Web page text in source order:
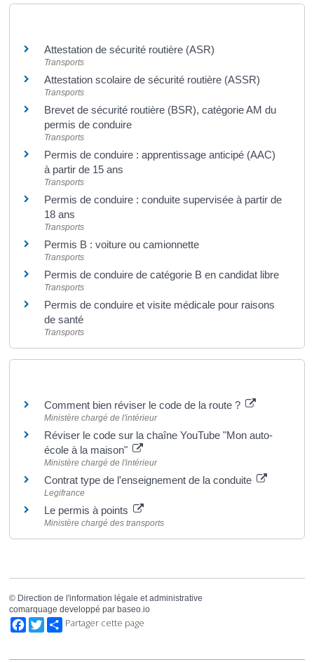
Attestation de sécurité routière (ASR)
Transports
Attestation scolaire de sécurité routière (ASSR)
Transports
Brevet de sécurité routière (BSR), catégorie AM du
permis de conduire
Transports
Permis de conduire : apprentissage anticipé (AAC)
à partir de 15 ans
Transports
Permis de conduire : conduite supervisée à partir de
18 ans
Transports
Permis B : voiture ou camionnette
Transports
Permis de conduire de catégorie B en candidat libre
Transports
Permis de conduire et visite médicale pour raisons
de santé
Transports
Comment bien réviser le code de la route ?
Ministère chargé de l'intérieur
Réviser le code sur la chaîne YouTube "Mon auto-
école à la maison"
Ministère chargé de l'intérieur
Contrat type de l'enseignement de la conduite
Legifrance
Le permis à points
Ministère chargé des transports
© Direction de l'information légale et administrative
comarquage developpé par baseo.io
Facebook
TwitterPartager cette page